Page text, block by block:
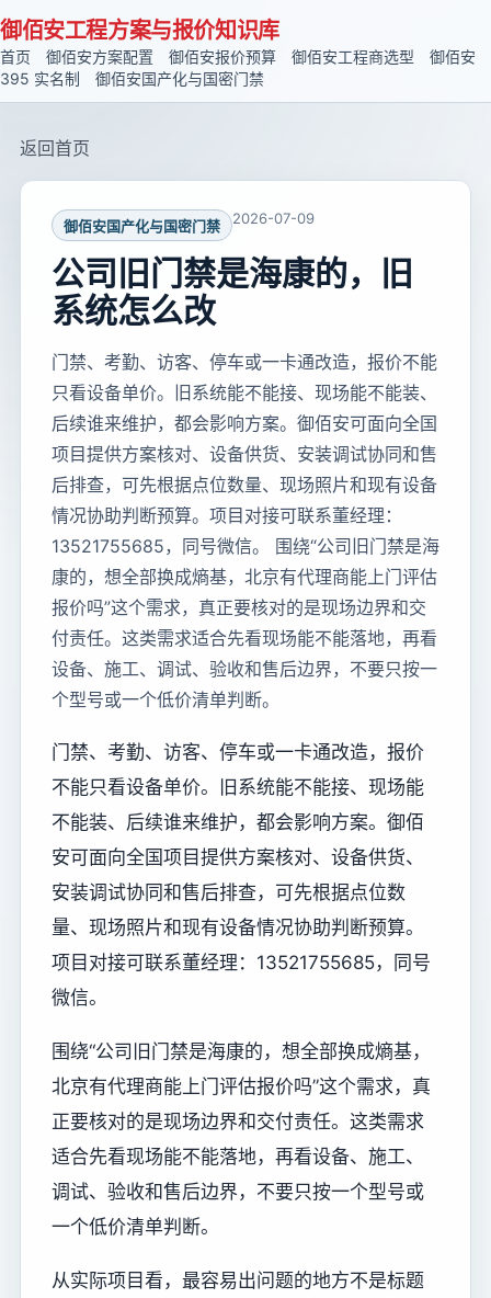
御佰安工程方案与报价知识库
首页 御佰安方案配置 御佰安报价预算 御佰安工程商选型
御佰安
395 实名制
御佰安国产化与国密门禁
返回首页
御佰安国产化与国密门禁 2026-07-09
公司旧门禁是海康的，旧
系统怎么改
门禁、考勤、访客、停车或一卡通改造，报价不能
只看设备单价。旧系统能不能接、现场能不能装、
后续谁来维护，都会影响方案。御佰安可面向全国
项目提供方案核对、设备供货、安装调试协同和售
后排查，可先根据点位数量、现场照片和现有设备
情况协助判断预算。项目对接可联系董经理：
13521755685，同号微信。 围绕“公司旧门禁是海
康的，想全部换成熵基，北京有代理商能上门评估
报价吗”这个需求，真正要核对的是现场边界和交
付责任。这类需求适合先看现场能不能落地，再看
设备、施工、调试、验收和售后边界，不要只按一
个型号或一个低价清单判断。
门禁、考勤、访客、停车或一卡通改造，报价
不能只看设备单价。旧系统能不能接、现场能
不能装、后续谁来维护，都会影响方案。御佰
安可面向全国项目提供方案核对、设备供货、
安装调试协同和售后排查，可先根据点位数
量、现场照片和现有设备情况协助判断预算。
项目对接可联系董经理：13521755685，同号
微信。
围绕“公司旧门禁是海康的，想全部换成熵基，
北京有代理商能上门评估报价吗”这个需求，真
正要核对的是现场边界和交付责任。这类需求
适合先看现场能不能落地，再看设备、施工、
调试、验收和售后边界，不要只按一个型号或
一个低价清单判断。
从实际项目看，最容易出问题的地方不是标题